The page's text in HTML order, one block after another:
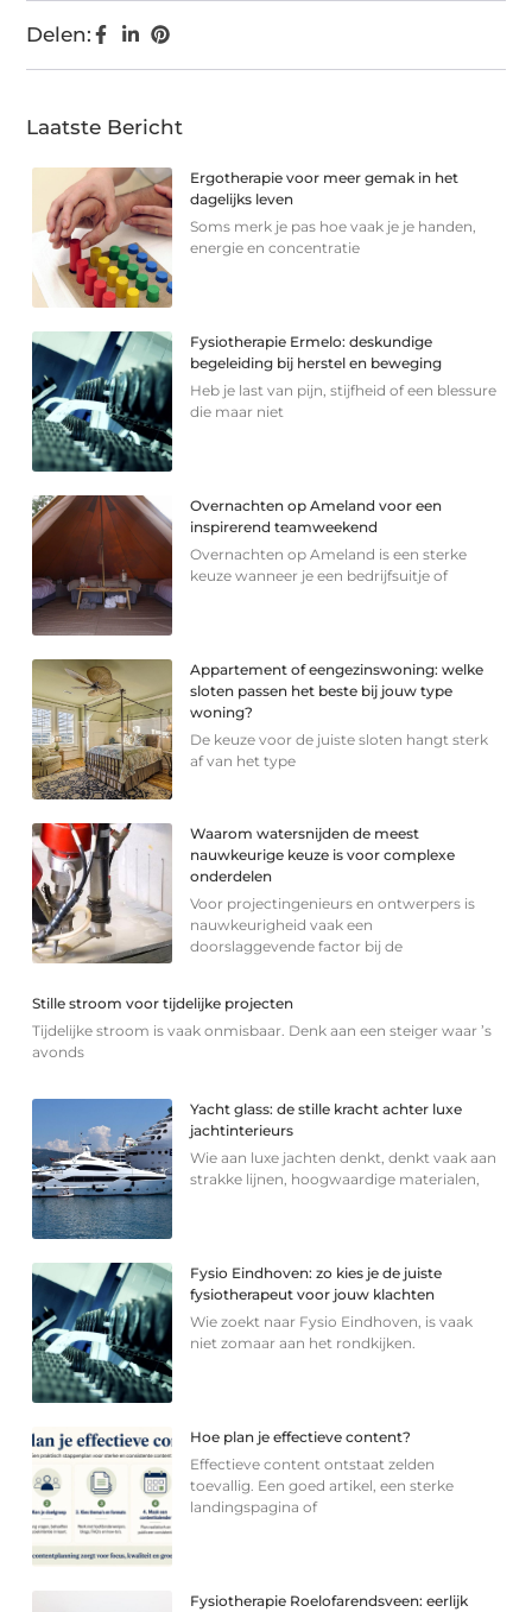
Delen:
Laatste Bericht
Ergotherapie voor meer gemak in het
dagelijks leven
Soms merk je pas hoe vaak je je handen,
energie en concentratie
Fysiotherapie Ermelo: deskundige
begeleiding bij herstel en beweging
Heb je last van pijn, stijfheid of een blessure
die maar niet
Overnachten op Ameland voor een
inspirerend teamweekend
Overnachten op Ameland is een sterke
keuze wanneer je een bedrijfsuitje of
Appartement of eengezinswoning: welke
sloten passen het beste bij jouw type
woning?
De keuze voor de juiste sloten hangt sterk
af van het type
Waarom watersnijden de meest
nauwkeurige keuze is voor complexe
onderdelen
Voor projectingenieurs en ontwerpers is
nauwkeurigheid vaak een
doorslaggevende factor bij de
Stille stroom voor tijdelijke projecten
Tijdelijke stroom is vaak onmisbaar. Denk aan een steiger waar ’s
avonds
Yacht glass: de stille kracht achter luxe
jachtinterieurs
Wie aan luxe jachten denkt, denkt vaak aan
strakke lijnen, hoogwaardige materialen,
Fysio Eindhoven: zo kies je de juiste
fysiotherapeut voor jouw klachten
Wie zoekt naar Fysio Eindhoven, is vaak
niet zomaar aan het rondkijken.
Hoe plan je effectieve content?
Effectieve content ontstaat zelden
toevallig. Een goed artikel, een sterke
landingspagina of
Fysiotherapie Roelofarendsveen: eerlijk